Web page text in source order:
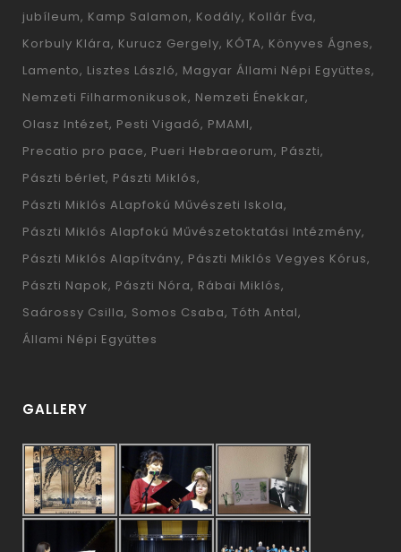
jubíleum Kamp Salamon Kodály Kollár Éva
Korbuly Klára Kurucz Gergely KÓTA Könyves Ágnes
Lamento Lisztes László Magyar Állami Népi Együttes
Nemzeti Filharmonikusok Nemzeti Énekkar
Olasz Intézet Pesti Vigadó PMAMI
Precatio pro pace Pueri Hebraeorum Pászti
Pászti bérlet Pászti Miklós
Pászti Miklós ALapfokú Művészeti Iskola
Pászti Miklós Alapfokú Művészetoktatási Intézmény
Pászti Miklós Alapítvány Pászti Miklós Vegyes Kórus
Pászti Napok Pászti Nóra Rábai Miklós
Saárossy Csilla Somos Csaba Tóth Antal
Állami Népi Együttes
GALLERY